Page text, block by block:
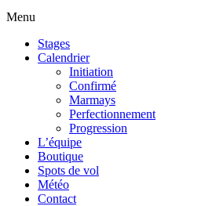
Menu
Stages
Calendrier
Initiation
Confirmé
Marmays
Perfectionnement
Progression
L’équipe
Boutique
Spots de vol
Météo
Contact